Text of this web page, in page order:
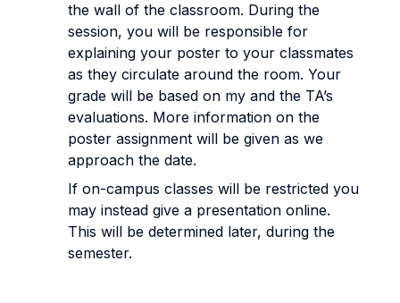
the wall of the classroom. During the
session, you will be responsible for
explaining your poster to your classmates
as they circulate around the room. Your
grade will be based on my and the TA’s
evaluations. More information on the
poster assignment will be given as we
approach the date.
If on-campus classes will be restricted you
may instead give a presentation online.
This will be determined later, during the
semester.